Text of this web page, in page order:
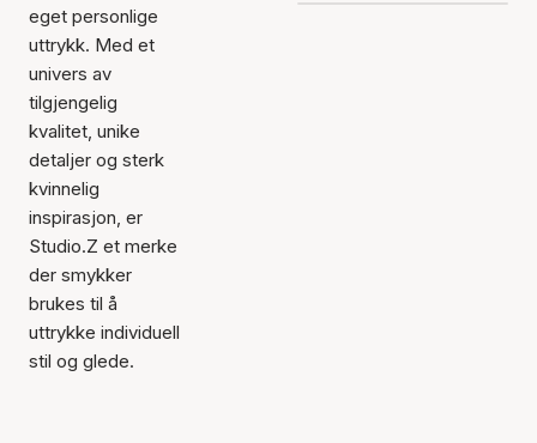
eget personlige
uttrykk. Med et
univers av
tilgjengelig
kvalitet, unike
detaljer og sterk
kvinnelig
inspirasjon, er
Studio.Z et merke
der smykker
brukes til å
uttrykke individuell
stil og glede.